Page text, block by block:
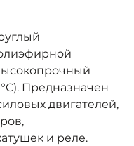
Предназначен
двигателей,
и реле.